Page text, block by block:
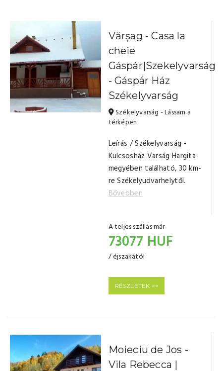
Vărșag - Casa la
cheie
Gáspár|Szekelyvarság
- Gáspár Ház
Székelyvarság
Székelyvarság - Lássam a
térképen
Leírás / Székelyvarság -
Kulcsosház Varság Hargita
megyében található, 30 km-
re Székelyudvarhelytől.
Bővebben
A teljes szállás már
73077 HUF
/ éjszakától
RÉSZLETEK >>
Moieciu de Jos -
Vila Rebecca |